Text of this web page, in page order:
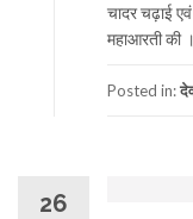
चादर चढ़ाई
महाआरती की
Posted in:
26